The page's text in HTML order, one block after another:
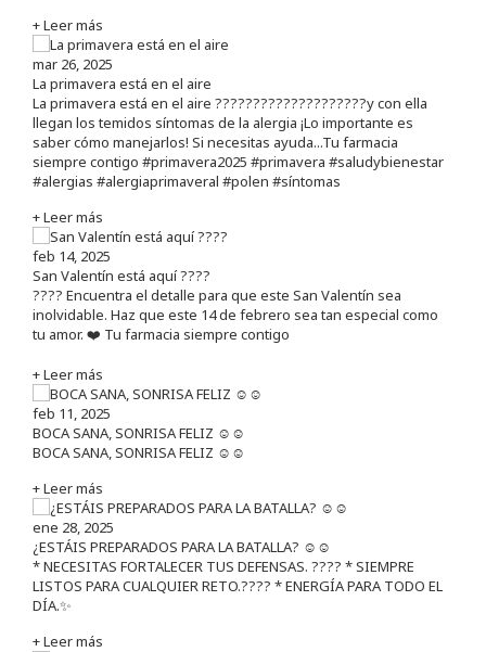
+ Leer más
mar 26, 2025
La primavera está en el aire
La primavera está en el aire ????????????????????y con ella
llegan los temidos síntomas de la alergia ¡Lo importante es
saber cómo manejarlos! Si necesitas ayuda...Tu farmacia
siempre contigo #primavera2025 #primavera #saludybienestar
#alergias #alergiaprimaveral #polen #síntomas
+ Leer más
feb 14, 2025
San Valentín está aquí ????
???? Encuentra el detalle para que este San Valentín sea
inolvidable. Haz que este 14 de febrero sea tan especial como
tu amor. ❤️ Tu farmacia siempre contigo
+ Leer más
feb 11, 2025
BOCA SANA, SONRISA FELIZ ☺️☺️
BOCA SANA, SONRISA FELIZ ☺️☺️
+ Leer más
ene 28, 2025
¿ESTÁIS PREPARADOS PARA LA BATALLA? ☺️☺️
* NECESITAS FORTALECER TUS DEFENSAS. ????️ * SIEMPRE
LISTOS PARA CUALQUIER RETO.???? * ENERGÍA PARA TODO EL
DÍA.✨
+ Leer más